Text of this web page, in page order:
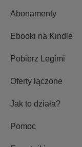
Abonamenty
Ebooki na Kindle
Pobierz Legimi
Oferty łączone
Jak to działa?
Pomoc